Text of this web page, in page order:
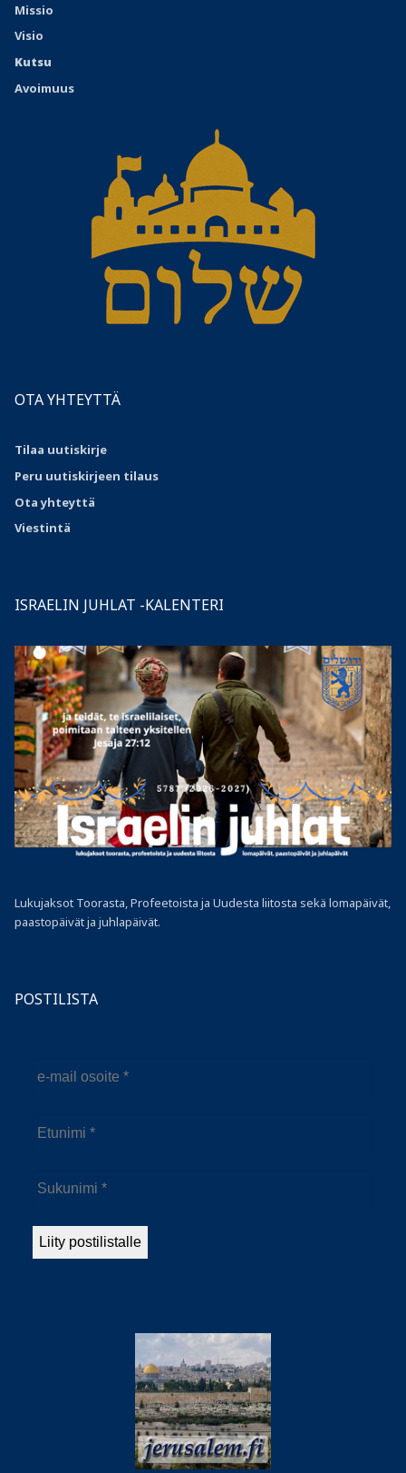
Missio
Visio
Kutsu
Avoimuus
OTA YHTEYTTÄ
Tilaa uutiskirje
Peru uutiskirjeen tilaus
Otayhteyttä
Viestintä
ISRAELIN JUHLAT -KALENTERI
Lukujaksot Toorasta, Profeetoista ja Uudesta liitosta sekä lomapäivät,
paastopäivät ja juhlapäivät.
POSTILISTA